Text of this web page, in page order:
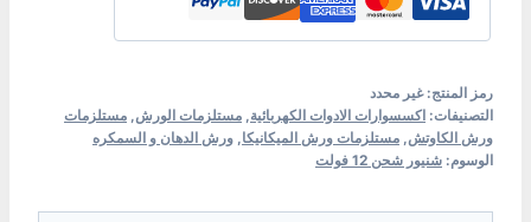
رمز المنتج:غير محدد
التصنيفات: اكسسوارات الادوات الكهربائية مستلزمات الورش مستلزمات
ورش الكاوتش مستلزمات ورش الميكانيكا ورش الدهان و السمكره
الوسوم: شنيور شحن 12 فولت